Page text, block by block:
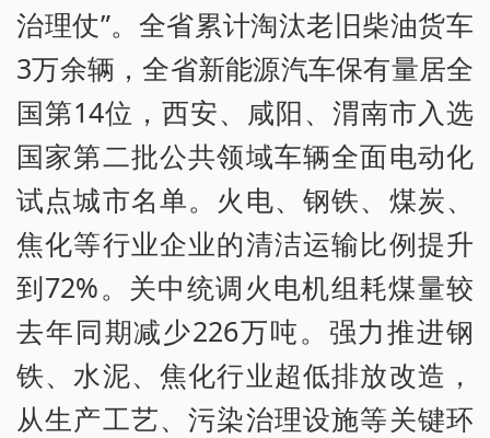
治理仗”。全省累计淘汰老旧柴油货车
3万余辆，全省新能源汽车保有量居全
国第14位，西安、咸阳、渭南市入选
国家第二批公共领域车辆全面电动化
试点城市名单。火电、钢铁、煤炭、
焦化等行业企业的清洁运输比例提升
到72%。关中统调火电机组耗煤量较
去年同期减少226万吨。强力推进钢
铁、水泥、焦化行业超低排放改造，
从生产工艺、污染治理设施等关键环